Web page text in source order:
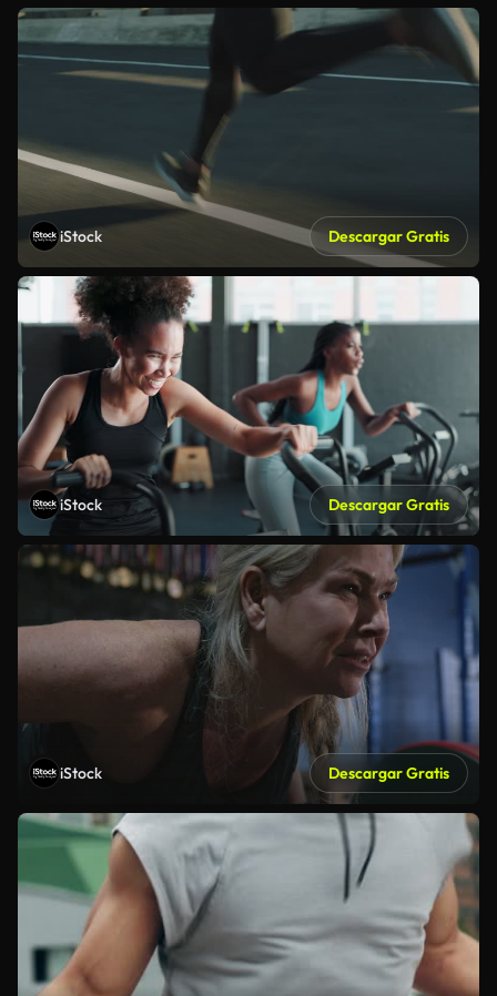
iStock Descargar Gratis
iStock Descargar Gratis
iStock Descargar Gratis